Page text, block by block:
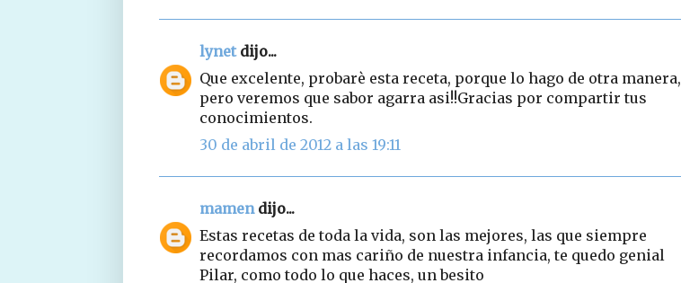
lynetdijo...
Que excelente, probarè esta receta, porque lo hago de otra manera,
pero veremos que sabor agarra asi!!Gracias por compartir tus
conocimientos.
30 de abril de 2012 a las 19:11
mamendijo...
Estas recetas de toda la vida, son las mejores, las que siempre
recordamos con mas cariño de nuestra infancia, te quedo genial
Pilar, como todo lo que haces, un besito